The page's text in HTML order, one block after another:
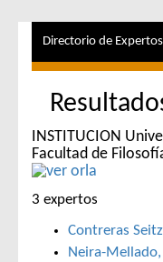
Directorio de
INSTITUCION
Facultad de
3 expertos
Contreras
Neira-Mellado,